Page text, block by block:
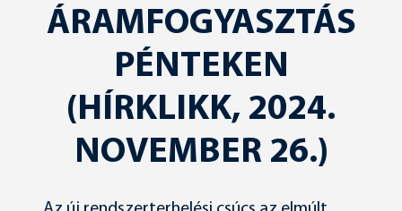
ÁRAMFOGYASZTÁS
PÉNTEKEN
(HÍRKLIKK, 2024.
NOVEMBER 26.)